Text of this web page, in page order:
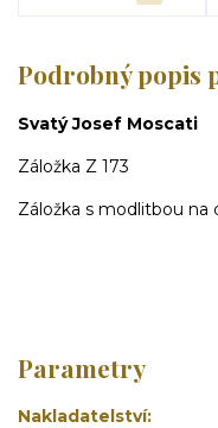
Podrobný popis
Svatý Josef Moscati
Záložka Z 173
Záložka s modlitbou na
Parametry
Nakladatelství